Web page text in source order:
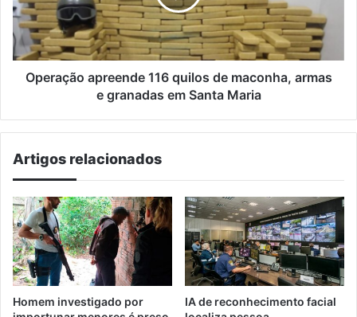
maconha,
armas
e
granadas
emOperação apreende 116 quilos de maconha, armas
e granadas em Santa Maria
Artigos relacionados
Homem investigado por
IA de reconhecimento facial